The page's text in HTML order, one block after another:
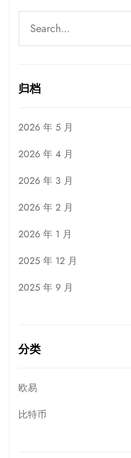
归档
2026 年 5 月
2026 年 4 月
2026 年 3 月
2026 年 2 月
2026 年 1 月
2025 年 12 月
2025 年 9 月
分类
欧易
比特币